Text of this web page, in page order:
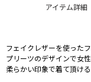
アイテム詳細
フェイクレザーを使ったフ
プリーツのデザインで女性
柔らかい印象で着て頂け